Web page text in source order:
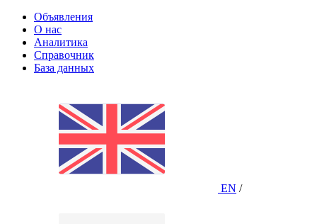
Объявления
О нас
Аналитика
Справочник
База данных
EN /